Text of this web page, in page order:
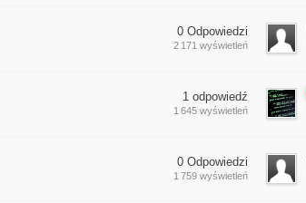
0 Odpowiedzi
2 171 wyświetleń
1 odpowiedź
1 645 wyświetleń
0 Odpowiedzi
1 759 wyświetleń